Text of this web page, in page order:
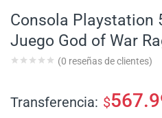
Consola Playstation
Juego God of War
(0 reseñas de clientes)
Transferencia: $